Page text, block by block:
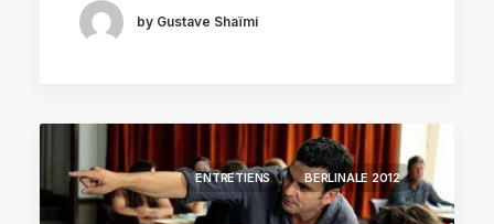
by Gustave Shaïmi
ENTRETIENS BERLINALE 2012